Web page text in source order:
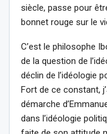
siècle, passe pour
bonnet rouge sur le
C’est le philosophe
de la question de
déclin de l’idéologie
Fort de ce constant,
démarche
dans l’idéologie